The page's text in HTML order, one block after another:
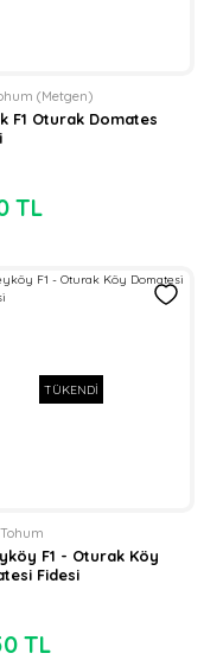
(Metgen)
F1 Oturak Domates
TL
TÜKENDİ
F1 - Oturak Köy
Fidesi
TL